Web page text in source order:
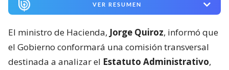
VER RESUMEN
El ministro de Hacienda, Jorge Quiroz, informó que
el Gobierno conformará una comisión transversal
destinada a analizar el Estatuto Administrativo,